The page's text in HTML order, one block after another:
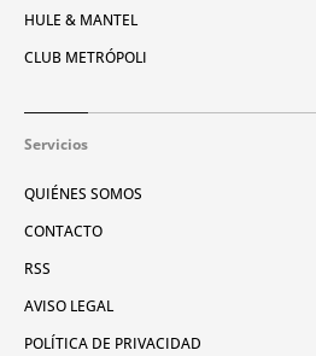
HULE & MANTEL
CLUB METRÓPOLI
Servicios
QUIÉNES SOMOS
CONTACTO
RSS
AVISO LEGAL
POLÍTICA DE PRIVACIDAD